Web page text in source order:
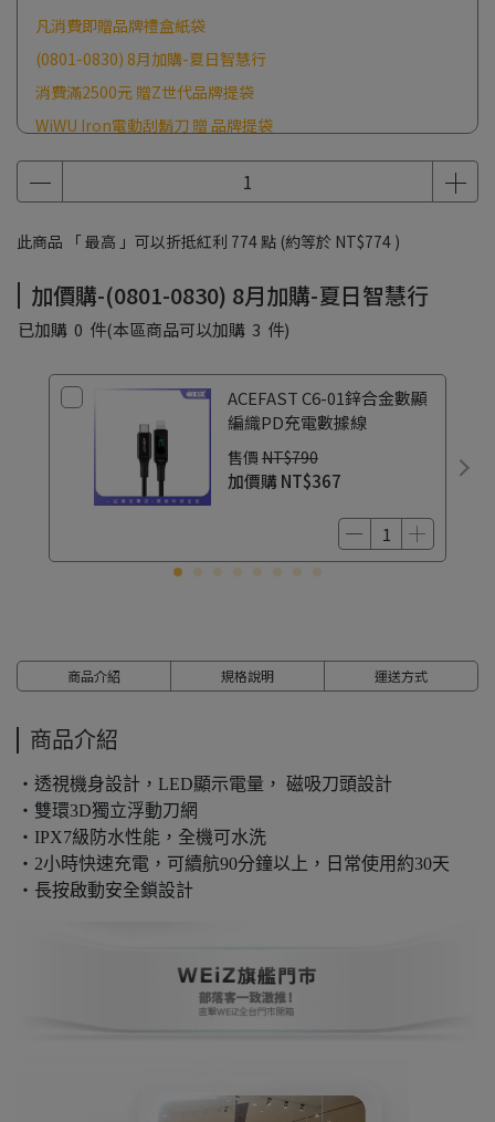
凡消費即贈品牌禮盒紙袋
(0801-0830) 8月加購-夏日智慧行
消費滿2500元 贈Z世代品牌提袋
WiWU Iron電動刮鬍刀 贈 品牌提袋
此商品 「 最高 」可以折抵紅利 774點 (約等於 NT$774 )
加價購-(0801-0830) 8月加購-夏日智慧行
已加購 0 件(本區商品可以加購 3 件)
ACEFAST C6-01鋅合金數顯
編織PD充電數據線
售價 NT$790
加價購NT$367
商品介紹 規格說明 運送方式
商品介紹
・透視機身設計，LED顯示電量， 磁吸刀頭設計
・雙環3D獨立浮動刀網
・IPX7級防水性能，全機可水洗
・2小時快速充電，可續航90分鐘以上，日常使用約30天
・長按啟動安全鎖設計